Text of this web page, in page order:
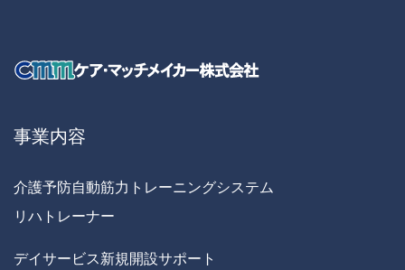
事業内容
介護予防自動筋力トレーニングシステム
リハトレーナー
デイサービス新規開設サポート